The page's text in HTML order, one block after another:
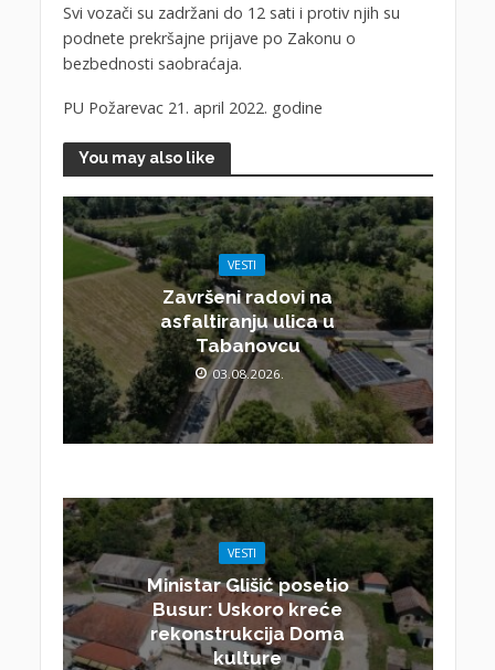
Svi vozači su zadržani do 12 sati i protiv njih su
podnete prekršajne prijave po Zakonu o
bezbednosti saobraćaja.
PU Požarevac 21. april 2022. godine
You may also like
VESTI
Završeni radovi na
asfaltiranju ulica u
Tabanovcu
03.08.2026.
VESTI
Ministar Glišić posetio
Busur: Uskoro kreće
rekonstrukcija Doma
kulture